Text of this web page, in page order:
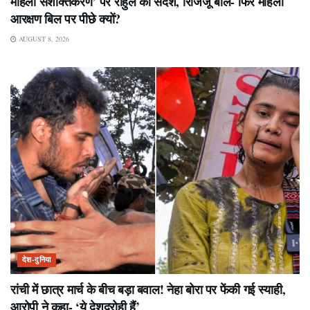
आरक्षण बिल पर पीछे क्यों?
AUGUST 8, 2026
देश-दुनिया
रांची में छात्र मार्च के बीच बड़ा बवाल! नेहा बोरा पर फेंकी गई स्याही,